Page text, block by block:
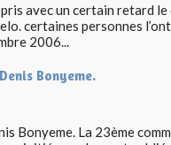
avec un certain retard
certaines personnes
2006...
Bonyeme.
Bonyeme. La 23ème